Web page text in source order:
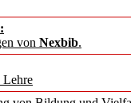
von Nexbib.
Lehre